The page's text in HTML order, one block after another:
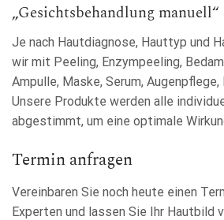
„Gesichtsbehandlung manuell“
Je nach Hautdiagnose, Hauttyp und
wir mit Peeling, Enzympeeling,
Ampulle, Maske, Serum, Augenpflege,
Unsere Produkte werden alle
abgestimmt, um eine optimale
Termin anfragen
Vereinbaren Sie noch heute einen
Experten und lassen Sie Ihr Hautbild